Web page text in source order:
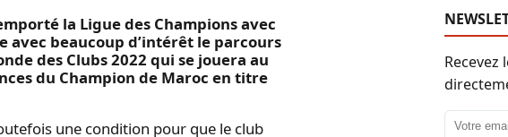
la Ligue des Champions avec
avec beaucoup d’intérêt le parcours
des Clubs 2022 qui se jouera au
du Champion de Maroc en titre
une condition pour que le club
Adresse